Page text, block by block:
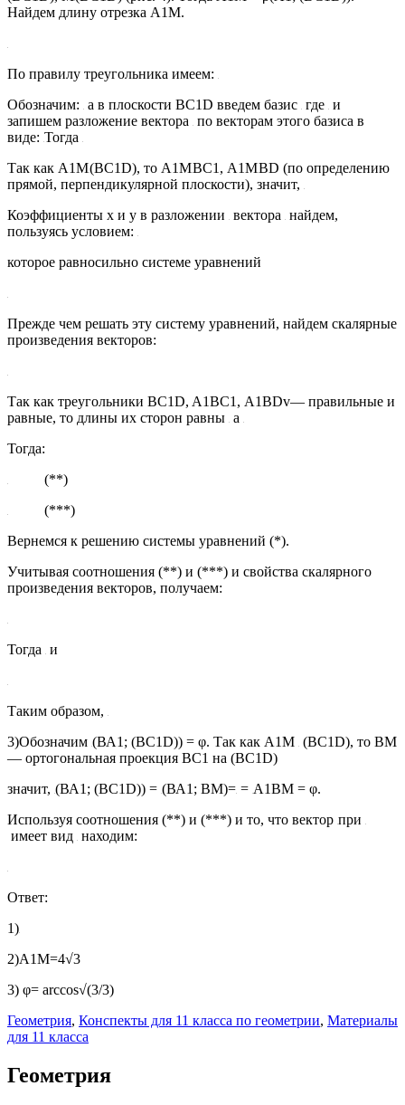
Найдем длину отрезка A1М.
По правилу треугольника имеем:
Обозначим: а в плоскости ВС1D введем базис где и
запишем разложение вектора по векторам этого базиса в
виде: Тогда
Так как A1М(ВС1D), то A1МВС1, A1МВD (по определению
прямой, перпендикулярной плоскости), значит,
Коэффициенты х и у в разложении вектора найдем,
пользуясь условием:
которое равносильно системе уравнений
Прежде чем решать эту систему уравнений, найдем скалярные
произведения векторов:
Так как треугольники ВС1D, A1ВС1, A1ВDv— правильные и
равные, то длины их сторон равны а
Тогда:
(**)
(***)
Вернемся к решению системы уравнений (*).
Учитывая соотношения (**) и (***) и свойства скалярного
произведения векторов, получаем:
Тогда и
Таким образом,
3)Обозначим (ВА1; (ВС1D)) = φ. Так как А1М (ВС1D), то ВМ
— ортогональная проекция ВС1 на (ВС1D)
значит, (ВА1; (ВС1D)) = (ВА1; ВМ)= = А1ВМ = φ.
Используя соотношения (**) и (***) и то, что вектор при
имеет вид находим:
Ответ:
1)
2)А1М=4√3
3) φ= arccos√(3/3)
Геометрия, Конспекты для 11 класса по геометрии, Материалы
для 11 класса
Геометрия